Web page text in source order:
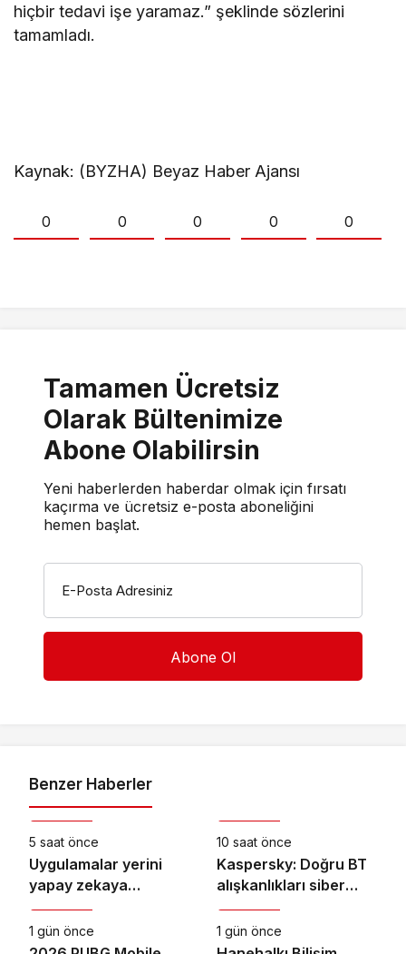
hiçbir tedavi işe yaramaz.” şeklinde sözlerini
tamamladı.
Kaynak: (BYZHA) Beyaz Haber Ajansı
0 0 0 0 0
Tamamen Ücretsiz
Olarak Bültenimize
Abone Olabilirsin
Yeni haberlerden haberdar olmak için fırsatı
kaçırma ve ücretsiz e-posta aboneliğini
hemen başlat.
E-Posta Adresiniz
Benzer Haberler
Teknoloji
5 saat önce
Uygulamalar yerini
yapay zekaya
bırakıyor
10 saat önce
Kaspersky: Doğru BT
alışkanlıkları siber
dayanıklılığı
güçlendiriyor
1 gün önce 1 gün önce